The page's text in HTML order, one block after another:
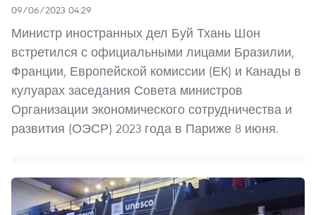
09/06/2023 04:29
Министр иностранных дел Буй Тхань Шон
встретился с официальными лицами Бразилии,
Франции, Европейской комиссии (ЕК) и Канады в
кулуарах заседания Совета министров
Организации экономического сотрудничества и
развития (ОЭСР) 2023 года в Париже 8 июня.